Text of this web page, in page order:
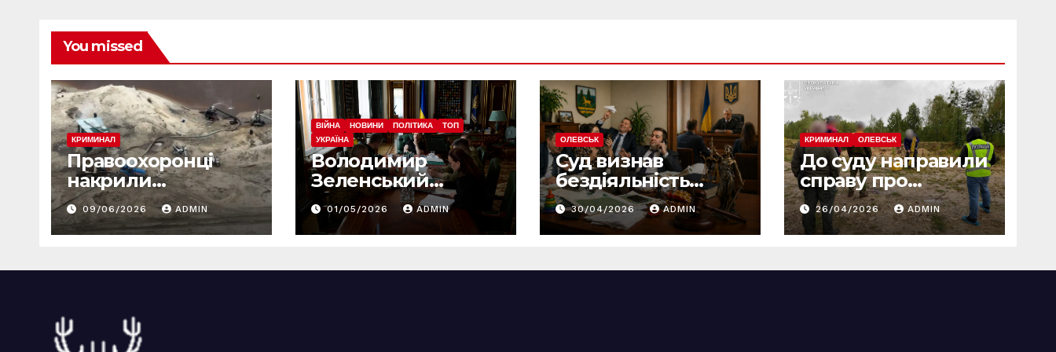
You missed
КРИМИНАЛ
Правоохоронці
накрили
бурштинову
мафію: десятки
обшуків у різних
09/06/2026 ADMIN
ВІЙНА НОВИНИ ПОЛІТИКА
ТОП
УКРАЇНА
Володимир
Зеленський
оголосив
масштабну
реформу армії: що
01/05/2026 ADMIN
ОЛЕВСЬК
Суд визнав
бездіяльність
Олевської
міськради та
зобов’язав усунути
30/04/2026 ADMIN
КРИМИНАЛ ОЛЕВСЬК
До суду направили
справу про
незаконний
промисловий
видобуток
26/04/2026 ADMIN